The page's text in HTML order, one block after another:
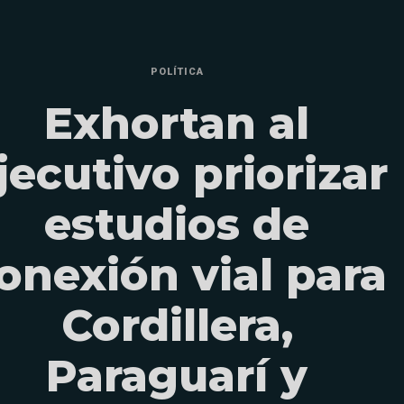
POLÍTICA
Exhortan al
priorizar
estudios de
vial para
Cordillera,
Paraguarí y